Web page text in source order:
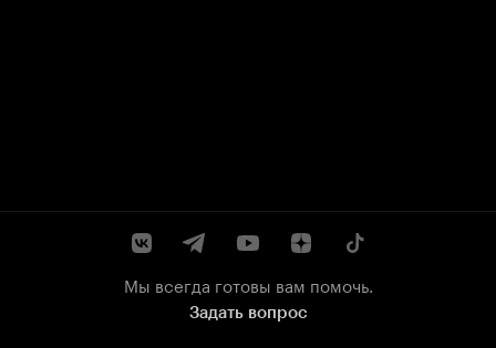
Мы всегда готовы вам помочь.
Задать вопрос